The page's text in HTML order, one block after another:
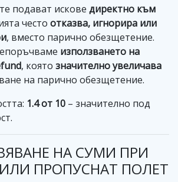
подават искове директно към
често отказва, игнорира или
, вместо парично обезщетение.
използването на
, която значително увеличава
на парично обезщетение.
1.4 от 10 – значително под
НА СУМИ ПРИ
ПРОПУСНАТ ПОЛЕТ